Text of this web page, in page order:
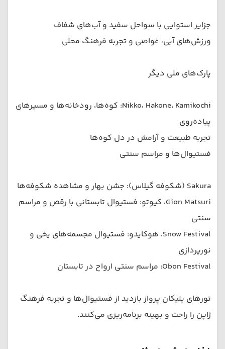
جزایر استوایی با سواحل سفید و آب‌های شفاف
ورزش‌های آبی، غواصی و تجربه فرهنگ محلی
پارک‌های ملی دیگر
Nikko، Hakone، Kamikochi: کوه‌ها، رودخانه‌ها و مسیرهای
پیاده‌روی
تجربه طبیعت و آرامش در دل کوه‌ها
فستیوال‌ها و مراسم سنتی
Sakura (شکوفه گیلاس): جشن بهار و مشاهده شکوفه‌ها
Gion Matsuri، کیوتو: فستیوال تابستانی با رقص و مراسم
سنتی
Snow Festival، هوکایدو: فستیوال مجسمه‌های یخی و
نورپردازی
Obon Festival: مراسم سنتی ارواح در تابستان
تورهای پلیکان پرواز بازدید از فستیوال‌ها و تجربه فرهنگ
ژاپن را راحت و بهینه برنامه‌ریزی می‌کنند.